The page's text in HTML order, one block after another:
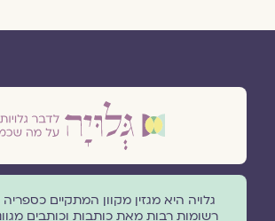
גלויה היא מגזין מקוון המתקיים
רשומות רבות מאת כותבות וכותבים